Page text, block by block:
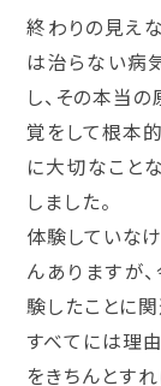
終わりの見え
は治らない病
し、その本当
覚をして根本
に大切なこと
しました。
体験していな
んありますが
験したことに
すべてには理
をきちんとす